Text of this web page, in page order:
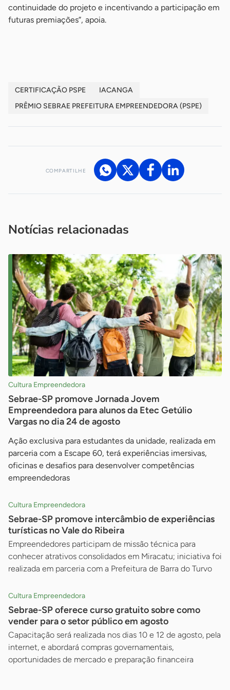
continuidade do projeto e incentivando a participação em
futuras premiações”, apoia.
CERTIFICAÇÃO PSPE
IACANGA
PRÊMIO SEBRAE PREFEITURA EMPREENDEDORA (PSPE)
COMPARTILHE
Notícias relacionadas
Cultura Empreendedora
Sebrae-SP promove Jornada Jovem
Empreendedora para alunos da Etec Getúlio
Vargas no dia 24 de agosto
Ação exclusiva para estudantes da unidade, realizada em
parceria com a Escape 60, terá experiências imersivas,
oficinas e desafios para desenvolver competências
empreendedoras
Cultura Empreendedora
Sebrae-SP promove intercâmbio de experiências
turísticas no Vale do Ribeira
Empreendedores participam de missão técnica para
conhecer atrativos consolidados em Miracatu; iniciativa foi
realizada em parceria com a Prefeitura de Barra do Turvo
Cultura Empreendedora
Sebrae-SP oferece curso gratuito sobre como
vender para o setor público em agosto
Capacitação será realizada nos dias 10 e 12 de agosto, pela
internet, e abordará compras governamentais,
oportunidades de mercado e preparação financeira